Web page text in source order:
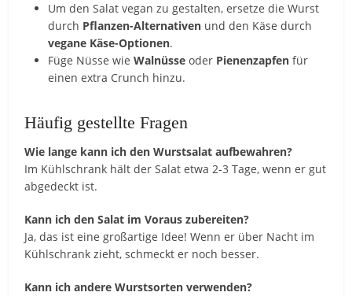
Um den Salat vegan zu gestalten, ersetze die Wurst
durch Pflanzen-Alternativen und den Käse durch
vegane Käse-Optionen.
Füge Nüsse wieWalnüsse oder Pienenzapfen für
einen extra Crunch hinzu.
Häufig gestellte Fragen
Wie lange kann ich den Wurstsalat aufbewahren?
Im Kühlschrank hält der Salat etwa 2-3 Tage, wenn er gut
abgedeckt ist.
Kann ich den Salat im Voraus zubereiten?
Ja, das ist eine großartige Idee! Wenn er über Nacht im
Kühlschrank zieht, schmeckt er noch besser.
Kann ich andere Wurstsorten verwenden?